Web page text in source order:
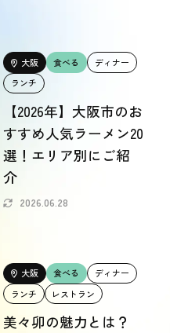
かけ手帖とは
い合わせ
大阪 食べる
ディナー
ランチ
【2026年】大阪市のお
すすめ人気ラーメン20
選！エリア別にご紹
介
2026.06.28
大阪 食べる
ディナー
ランチ
レストラン
美々卯の魅力とは？